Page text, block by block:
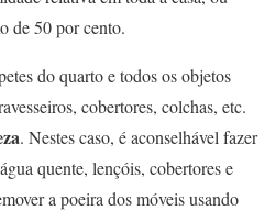
de 50 por cento.
do quarto e todos os objetos
cobertores, colchas, etc.
. Nestes caso, é aconselhável fazer
quente, lençóis, cobertores e
a poeira dos móveis usando